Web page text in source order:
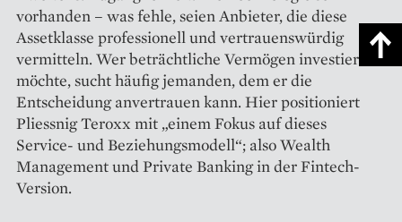
vorhanden – was fehle, seien Anbieter, die diese
Assetklasse professionell und vertrauenswürdig
vermitteln. Wer beträchtliche Vermögen investieren
möchte, sucht häufig jemanden, dem er die
Entscheidung anvertrauen kann. Hier positioniert
Pliessnig Teroxx mit „einem Fokus auf dieses
Service- und Beziehungs­modell“; also Wealth
Management und Private Banking in der Fintech-
Version.